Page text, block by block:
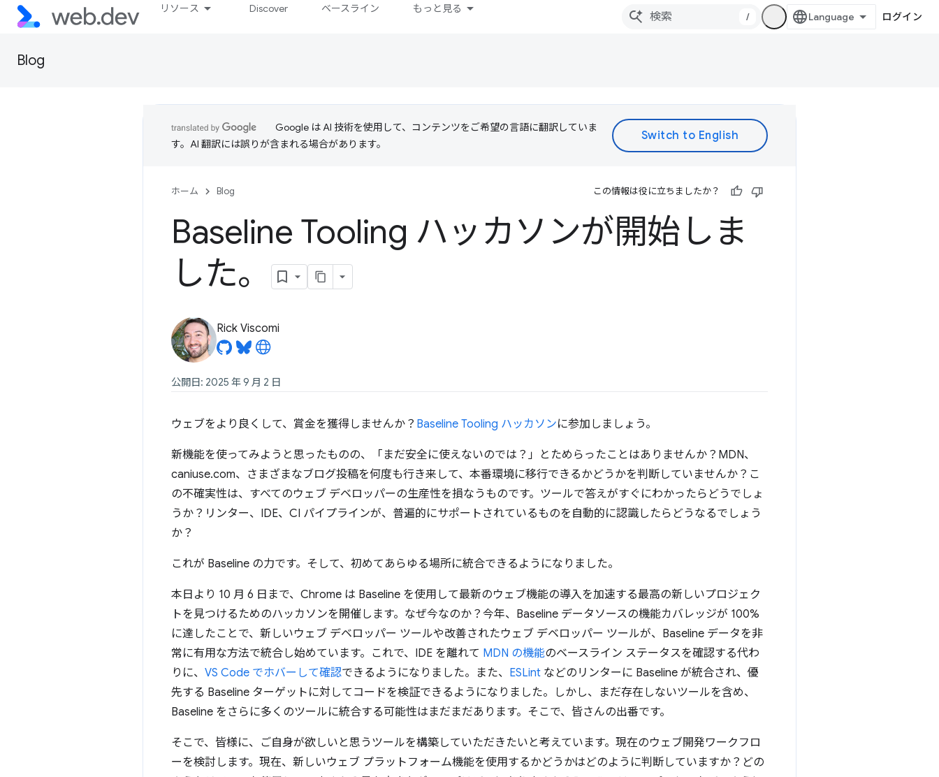
リソース Discover ベースライン もっと見る
/ ログイン
Blog
Google は AI 技術を使用して、コンテンツをご希望の言語に翻訳していま
す。AI 翻訳には誤りが含まれる場合があります。
ホーム Blog この情報は役に立ちましたか？
Baseline Tooling ハッカソンが開始しま
した。
Rick Viscomi
公開日: 2025 年 9 月 2 日
ウェブをより良くして、賞金を獲得しませんか？ Baseline Tooling ハッカソンに参加しましょう。
新機能を使ってみようと思ったものの、「まだ安全に使えないのでは？」とためらったことはありませんか？MDN、
caniuse.com、さまざまなブログ投稿を何度も行き来して、本番環境に移行できるかどうかを判断していませんか？こ
の不確実性は、すべてのウェブ デベロッパーの生産性を損なうものです。ツールで答えがすぐにわかったらどうでしょ
うか？リンター、IDE、CI パイプラインが、普遍的にサポートされているものを自動的に認識したらどうなるでしょう
か？
これが Baseline の力です。そして、初めてあらゆる場所に統合できるようになりました。
本日より 10 月 6 日まで、Chrome は Baseline を使用して最新のウェブ機能の導入を加速する最高の新しいプロジェク
トを見つけるためのハッカソンを開催します。なぜ今なのか？今年、Baseline データソースの機能カバレッジが 100%
に達したことで、新しいウェブ デベロッパー ツールや改善されたウェブ デベロッパー ツールが、Baseline データを非
常に有用な方法で統合し始めています。これで、IDE を離れて MDN の機能のベースライン ステータスを確認する代わ
りに、 VS Code でホバーして確認できるようになりました。また、 ESLint などのリンターに Baseline が統合され、優
先する Baseline ターゲットに対してコードを検証できるようになりました。しかし、まだ存在しないツールを含め、
Baseline をさらに多くのツールに統合する可能性はまだまだあります。そこで、皆さんの出番です。
そこで、皆様に、ご自身が欲しいと思うツールを構築していただきたいと考えています。現在のウェブ開発ワークフロ
ーを検討します。現在、新しいウェブ プラットフォーム機能を使用するかどうかはどのように判断していますか？どの